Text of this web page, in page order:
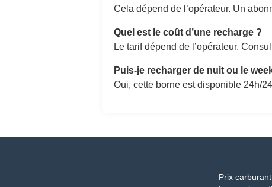
Cela dépend de l’opérateur. Un
Quel est le coût d’une recharge ?
Le tarif dépend de l’opérateur.
Puis-je recharger de nuit ou le
Oui, cette borne est disponible 24h/
Prix